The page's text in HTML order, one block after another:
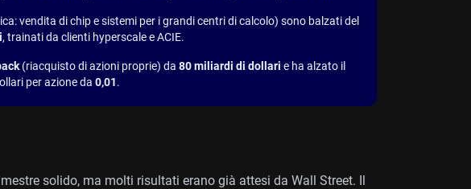
vendita di chip e sistemi per i grandi centri di calcolo) sono balzati del
, trainati da clienti hyperscale e ACIE.
(riacquisto di azioni proprie) da 80 miliardi di dollari e ha alzato il
per azione da 0,01.
solido, ma molti risultati erano già attesi da Wall Street. Il